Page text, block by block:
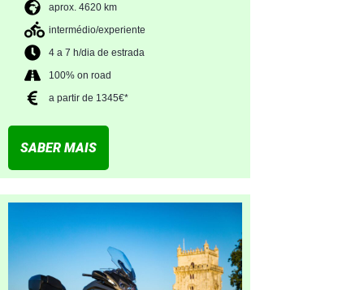
aprox. 4620 km
intermédio/experiente
4 a 7 h/dia de estrada
100% on road
a partir de 1345€*
SABER MAIS